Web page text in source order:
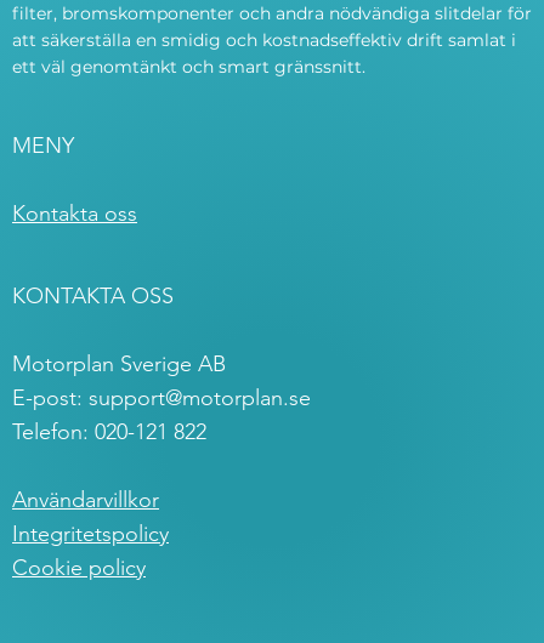
filter, bromskomponenter och andra nödvändiga slitdelar för
att säkerställa en smidig och kostnadseffektiv drift samlat i
ett väl genomtänkt och smart gränssnitt.
MENY
Kontakta oss
KONTAKTA OSS
Motorplan Sverige AB
E-post: support@motorplan.se
Telefon: 020-121 822
Användarvillkor
Integritetspolicy
Cookie policy